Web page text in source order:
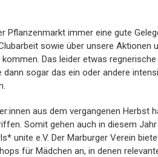
Pflanzenmarkt immer eine gute
sowie über unsere Aktionen
Das leider etwas
sogar das ein oder andere
aus dem vergangenen Herbst
Somit gehen auch in diesem
unite e.V. Der Marburger Verein
für Mädchen an, in denen